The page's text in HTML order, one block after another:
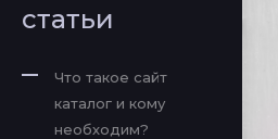
статьи
Что такое сайт
каталог и кому
необходим?